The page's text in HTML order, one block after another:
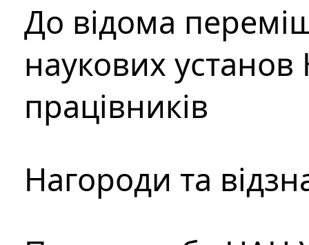
До відома
наукових установ
працівників
Нагороди та